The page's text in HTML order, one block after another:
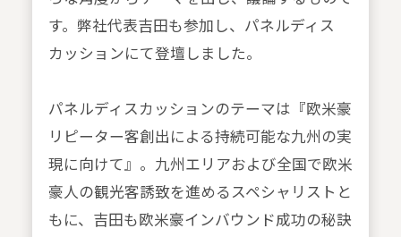
す。弊社代表吉田も参加し、パネルディス
カッションにて登壇しました。
パネルディスカッションのテーマは『欧米豪
リピーター客創出による持続可能な九州の実
現に向けて』。九州エリアおよび全国で欧米
豪人の観光客誘致を進めるスペシャリストと
もに、吉田も欧米豪インバウンド成功の秘訣